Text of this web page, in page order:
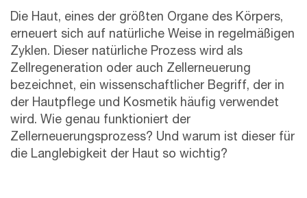
Die Haut, eines der größten Organe des Körpers,
erneuert sich auf natürliche Weise in regelmäßigen
Zyklen. Dieser natürliche Prozess wird als
Zellregeneration oder auch Zellerneuerung
bezeichnet, ein wissenschaftlicher Begriff, der in
der Hautpflege und Kosmetik häufig verwendet
wird. Wie genau funktioniert der
Zellerneuerungsprozess? Und warum ist dieser für
die Langlebigkeit der Haut so wichtig?